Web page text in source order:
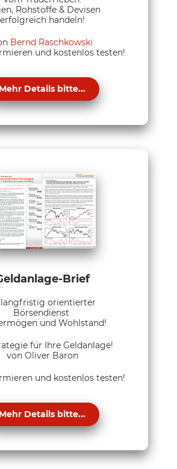
Rohstoffe & Devisen
erfolgreich handeln!
Bernd Raschkowski
und kostenlos testen!
Mehr Details bitte...
Brief
orientierter
Börsendienst
und Wohlstand!
für Ihre Geldanlage!
von Oliver Baron
und kostenlos testen!
Mehr Details bitte...